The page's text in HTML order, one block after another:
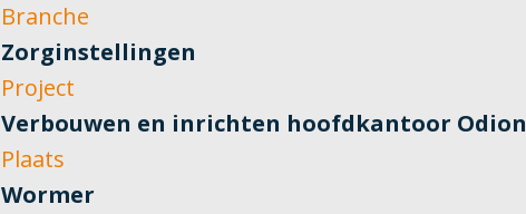
Branche
Zorginstellingen
Project
Verbouwen en inrichten hoofdkantoor Odion
Plaats
Wormer